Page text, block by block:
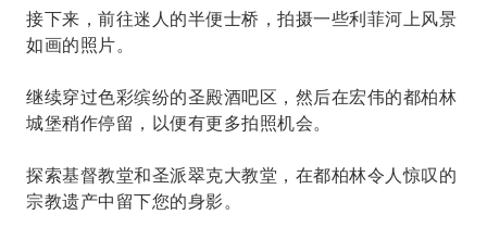
接下来，前往迷人的半便士桥，拍摄一些利菲河上风景
如画的照片。
继续穿过色彩缤纷的圣殿酒吧区，然后在宏伟的都柏林
城堡稍作停留，以便有更多拍照机会。
探索基督教堂和圣派翠克大教堂，在都柏林令人惊叹的
宗教遗产中留下您的身影。